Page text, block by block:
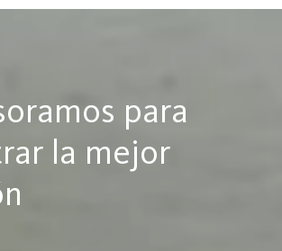
para
la mejor